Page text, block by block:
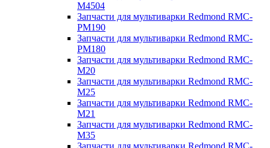
M4504
Запчасти для мультиварки Redmond RMC-
PM190
Запчасти для мультиварки Redmond RMC-
PM180
Запчасти для мультиварки Redmond RMC-
M20
Запчасти для мультиварки Redmond RMC-
M25
Запчасти для мультиварки Redmond RMC-
M21
Запчасти для мультиварки Redmond RMC-
M35
Запчасти для мультиварки Redmond RMC-